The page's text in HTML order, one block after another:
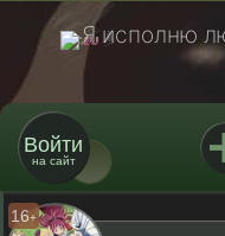
Я исполню
Войти
на сайт
16+